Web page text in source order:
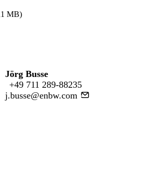
MB)
Jörg Busse
+49 711 289-88235
j.busse@enbw.com